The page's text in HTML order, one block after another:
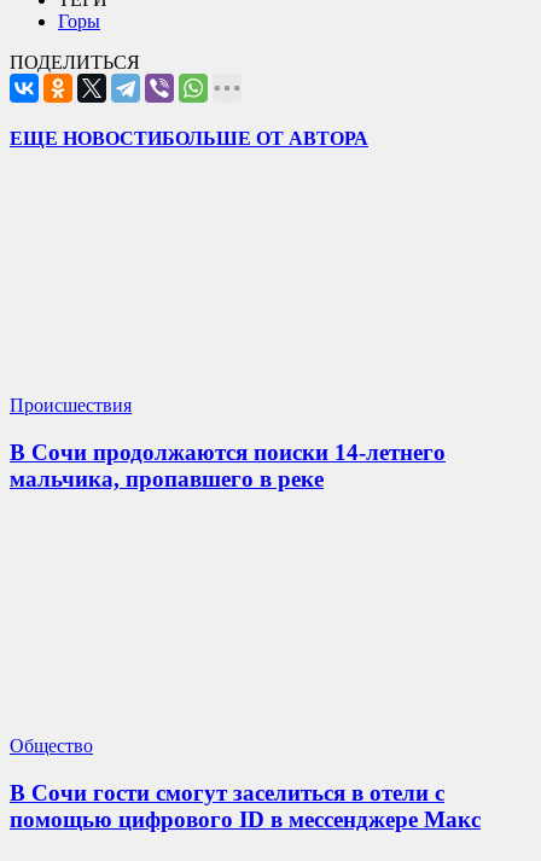
Горы
ПОДЕЛИТЬСЯ
ЕЩЕ НОВОСТИБОЛЬШЕ ОТ АВТОРА
Происшествия
В Сочи продолжаются поиски 14-летнего
мальчика, пропавшего в реке
Общество
В Сочи гости смогут заселиться в отели с
помощью цифрового ID в мессенджере Макс